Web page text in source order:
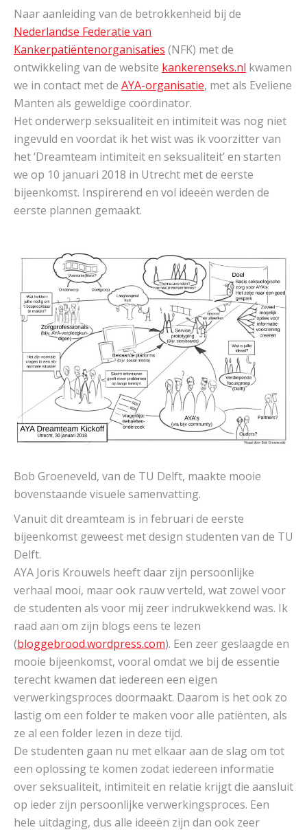
Naar aanleiding van de betrokkenheid bij de
Nederlandse Federatie van
Kankerpatiëntenorganisaties (NFK) met de
ontwikkeling van de website kankerenseks.nl kwamen
we in contact met de AYA-organisatie, met als Eveliene
Manten als geweldige coördinator.
Het onderwerp seksualiteit en intimiteit was nog niet
ingevuld en voordat ik het wist was ik voorzitter van
het ‘Dreamteam intimiteit en seksualiteit’ en starten
we op 10 januari 2018 in Utrecht met de eerste
bijeenkomst. Inspirerend en vol ideeën werden de
eerste plannen gemaakt.
Bob Groeneveld, van de TU Delft, maakte mooie
bovenstaande visuele samenvatting.
Vanuit dit dreamteam is in februari de eerste
bijeenkomst geweest met design studenten van de TU
Delft.
AYA Joris Krouwels heeft daar zijn persoonlijke
verhaal mooi, maar ook rauw verteld, wat zowel voor
de studenten als voor mij zeer indrukwekkend was. Ik
raad aan om zijn blogs eens te lezen
(bloggebrood.wordpress.com). Een zeer geslaagde en
mooie bijeenkomst, vooral omdat we bij de essentie
terecht kwamen dat iedereen een eigen
verwerkingsproces doormaakt. Daarom is het ook zo
lastig om een folder te maken voor alle patiënten, als
ze al een folder lezen in deze tijd.
De studenten gaan nu met elkaar aan de slag om tot
een oplossing te komen zodat iedereen informatie
over seksualiteit, intimiteit en relatie krijgt die aansluit
op ieder zijn persoonlijke verwerkingsproces. Een
hele uitdaging, dus alle ideeën zijn dan ook zeer